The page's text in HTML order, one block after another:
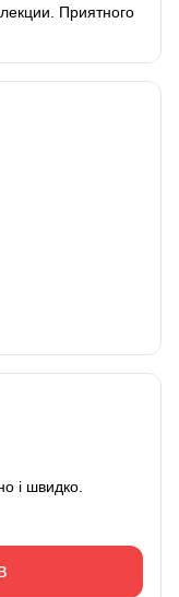
Приятного
і швидко.